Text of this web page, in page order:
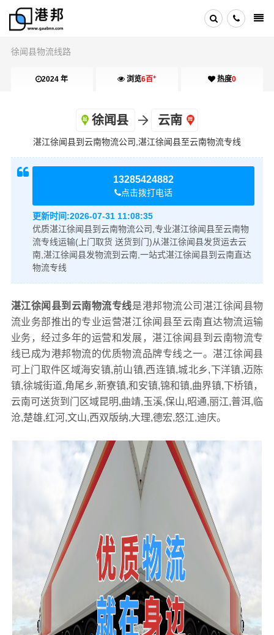
徐闻县物流线路
2024 年 浏览6百+ 热度0
徐闻县 云南
湛江徐闻县到云南物流公司,湛江徐闻县至云南物流专线
13285424882
点击拨打电话
更新时间:2026-07-31 11:08:35
优质湛江徐闻县到云南物流公司,专业湛江徐闻县至云南物
流专线运输(上门取货 送货到门)从湛江徐闻县发货运去云
南,湛江徐闻县发物流到云南,一站式湛江徐闻县到云南直达
物流专线
湛江徐闻县到云南物流专线是港邦物流公司湛江徐闻县物
流业务部推出的专业运营湛江徐闻县至云南直达物流运输
业务，经过多年的运营和发展，湛江徐闻县到云南物流专
线已成为港邦物流的优质物流品牌专线之一。湛江徐闻县
可上门取件区域海安镇,前山镇,西连镇,城北乡,下洋镇,迈陈
镇,徐城街道,角尾乡,新寮镇,和安镇,锦和镇,曲界镇,下桥镇，
云南可送货到门区域昆明,曲靖,玉溪,保山,昭通,丽江,普洱,临
沧,楚雄,红河,文山,西双版纳,大理,德宏,怒江,迪庆。